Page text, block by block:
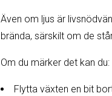
Även om ljus är
brända, särskilt om de
Om du märker det kan du:
Flytta växten en bit